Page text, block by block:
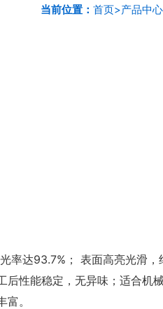
当前位置： 首页>产品中心
率达93.7%； 表面高亮光滑，
性能稳定，无异味；适合机
。